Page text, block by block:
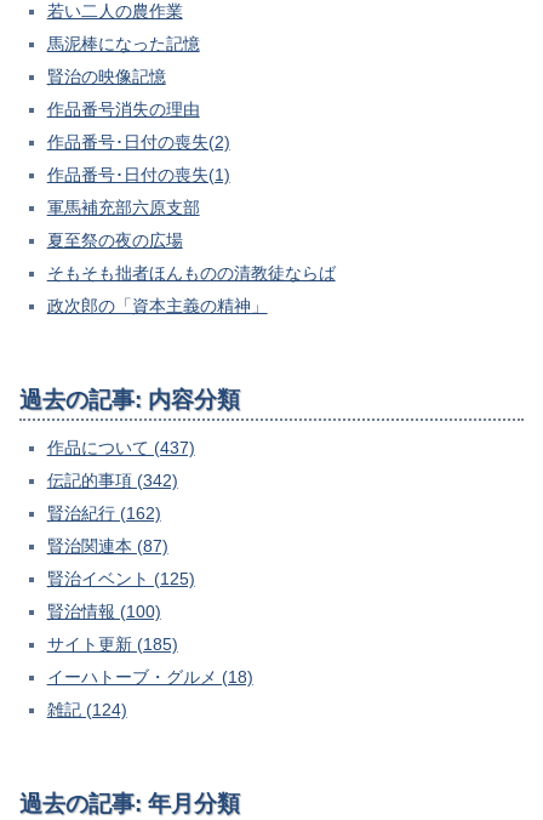
若い二人の農作業
馬泥棒になった記憶
賢治の映像記憶
作品番号消失の理由
作品番号･日付の喪失(2)
作品番号･日付の喪失(1)
軍馬補充部六原支部
夏至祭の夜の広場
そもそも拙者ほんものの清教徒ならば
政次郎の「資本主義の精神」
過去の記事: 内容分類
作品について (437)
伝記的事項 (342)
賢治紀行 (162)
賢治関連本 (87)
賢治イベント (125)
賢治情報 (100)
サイト更新 (185)
イーハトーブ・グルメ (18)
雑記 (124)
過去の記事: 年月分類